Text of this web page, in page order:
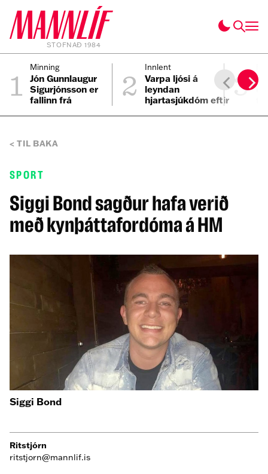
STOFNAÐ 1984
1 Minning
Jón Gunnlaugur
Sigurjónsson er
fallinn frá
2 Innlent
Varpa ljósi á
leyndan
hjartasjúkdóm eftir 3
TIL BAKA
SPORT
Siggi Bond sagður hafa verið
með kynþáttafordóma á HM
Siggi Bond
Ritstjórn
ritstjorn@mannlif.is